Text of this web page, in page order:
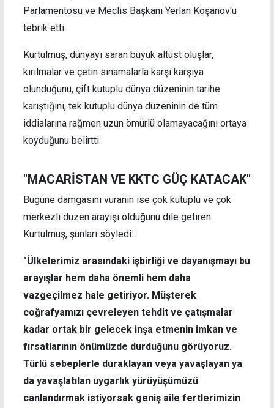
Parlamentosu ve Meclis Başkanı Yerlan Koşanov'u
tebrik etti.
Kurtulmuş, dünyayı saran büyük altüst oluşlar,
kırılmalar ve çetin sınamalarla karşı karşıya
olunduğunu, çift kutuplu dünya düzeninin tarihe
karıştığını, tek kutuplu dünya düzeninin de tüm
iddialarına rağmen uzun ömürlü olamayacağını ortaya
koyduğunu belirtti.
"MACARİSTAN VE KKTC GÜÇ KATACAK"
Bugüne damgasını vuranın ise çok kutuplu ve çok
merkezli düzen arayışı olduğunu dile getiren
Kurtulmuş, şunları söyledi:
"Ülkelerimiz arasındaki işbirliği ve dayanışmayı bu
arayışlar hem daha önemli hem daha
vazgeçilmez hale getiriyor. Müşterek
coğrafyamızı çevreleyen tehdit ve çatışmalar
kadar ortak bir gelecek inşa etmenin imkan ve
fırsatlarının önümüzde durduğunu görüyoruz.
Türlü sebeplerle duraklayan veya yavaşlayan ya
da yavaşlatılan uygarlık yürüyüşümüzü
canlandırmak istiyorsak geniş aile fertlerimizin